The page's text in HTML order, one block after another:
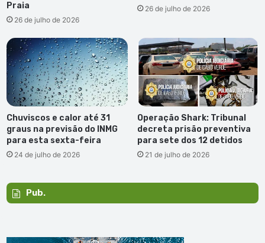
Praia
26 de julho de 2026
26 de julho de 2026
Chuviscos e calor até 31
graus na previsão do INMG
para esta sexta-feira
24 de julho de 2026
Operação Shark: Tribunal
decreta prisão preventiva
para sete dos 12 detidos
21 de julho de 2026
Pub.